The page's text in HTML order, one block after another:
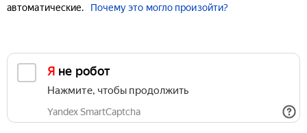
автоматические.
Почему это могло произойти?
Я не робот
Нажмите, чтобы продолжить
Yandex SmartCaptcha